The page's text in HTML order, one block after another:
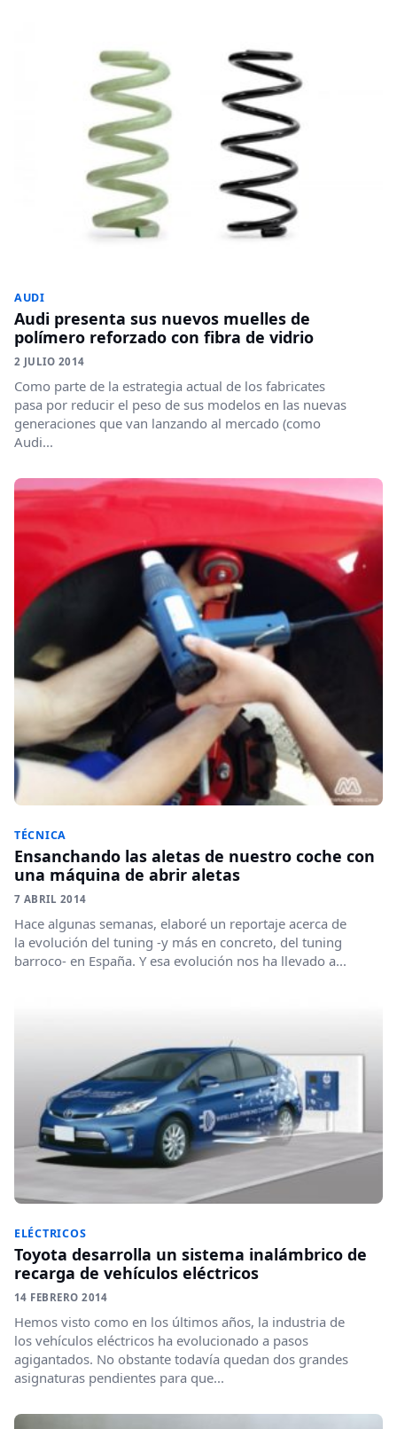
AUDI
Audi presenta sus nuevos muelles de
polímero reforzado con fibra de vidrio
2 JULIO 2014
Como parte de la estrategia actual de los fabricates
pasa por reducir el peso de sus modelos en las nuevas
generaciones que van lanzando al mercado (como
Audi...
TÉCNICA
Ensanchando las aletas de nuestro coche con
una máquina de abrir aletas
7 ABRIL 2014
Hace algunas semanas, elaboré un reportaje acerca de
la evolución del tuning -y más en concreto, del tuning
barroco- en España. Y esa evolución nos ha llevado a...
ELÉCTRICOS
Toyota desarrolla un sistema inalámbrico de
recarga de vehículos eléctricos
14 FEBRERO 2014
Hemos visto como en los últimos años, la industria de
los vehículos eléctricos ha evolucionado a pasos
agigantados. No obstante todavía quedan dos grandes
asignaturas pendientes para que...